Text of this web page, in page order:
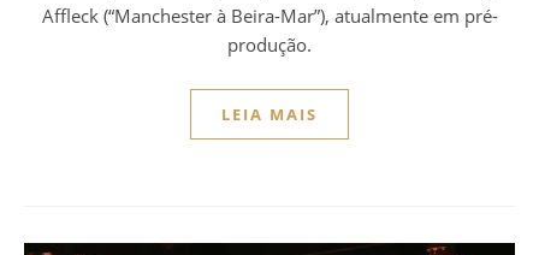
Affleck (“Manchester à Beira-Mar”), atualmente em pré-
produção.
LEIA MAIS